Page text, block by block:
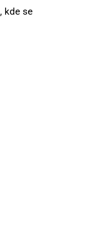
, kde se